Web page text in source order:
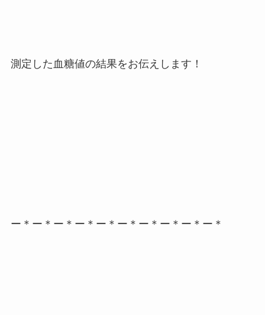
測定した血糖値の結果をお伝えします！
ー＊ー＊ー＊ー＊ー＊ー＊ー＊ー＊ー＊ー＊